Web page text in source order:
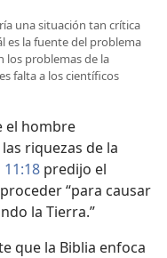
una situación tan crítica
es la fuente del problema
los problemas de la
falta a los científicos
el hombre
riquezas de la
11:18 predijo el
“para causar
la Tierra.”
que la Biblia enfoca